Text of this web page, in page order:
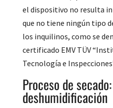
el dispositivo no resulta
que no tiene ningún tipo
los inquilinos, como se
certificado EMV TÜV
Tecnología e
Proceso de
deshumidificación